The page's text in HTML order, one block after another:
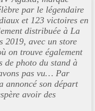
par le légendaire
et 123 victoires en
distribuée à La
2019, avec un store
on trouve également
de photo du stand à
pas vu… Par
annoncé son départ
avoir des